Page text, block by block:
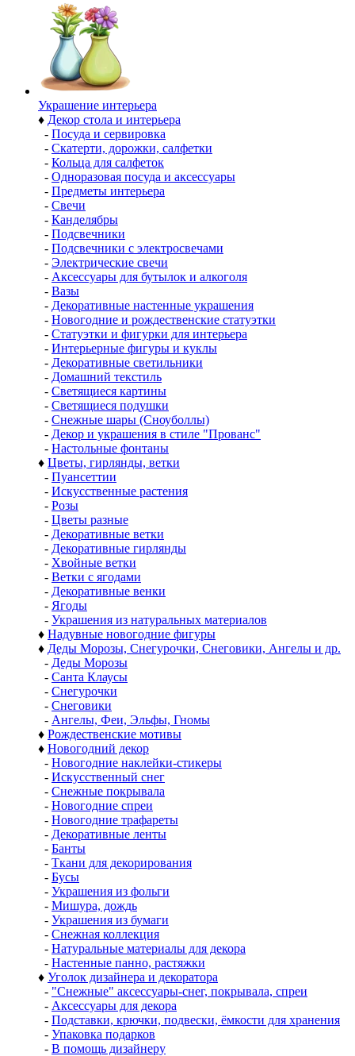
Украшение интерьера
♦ Декор стола и интерьера
- Посуда и сервировка
- Скатерти, дорожки, салфетки
- Кольца для салфеток
- Одноразовая посуда и аксессуары
- Предметы интерьера
- Свечи
- Канделябры
- Подсвечники
- Подсвечники с электросвечами
- Электрические свечи
- Аксессуары для бутылок и алкоголя
- Вазы
- Декоративные настенные украшения
- Новогодние и рождественские статуэтки
- Статуэтки и фигурки для интерьера
- Интерьерные фигуры и куклы
- Декоративные светильники
- Домашний текстиль
- Светящиеся картины
- Светящиеся подушки
- Снежные шары (Сноуболлы)
- Декор и украшения в стиле "Прованс"
- Настольные фонтаны
♦ Цветы, гирлянды, ветки
- Пуансеттии
- Искусственные растения
- Розы
- Цветы разные
- Декоративные ветки
- Декоративные гирлянды
- Хвойные ветки
- Ветки с ягодами
- Декоративные венки
- Ягоды
- Украшения из натуральных материалов
♦ Надувные новогодние фигуры
♦ Деды Морозы, Снегурочки, Снеговики, Ангелы и др.
- Деды Морозы
- Санта Клаусы
- Снегурочки
- Снеговики
- Ангелы, Феи, Эльфы, Гномы
♦ Рождественские мотивы
♦ Новогодний декор
- Новогодние наклейки-стикеры
- Искусственный снег
- Снежные покрывала
- Новогодние спреи
- Новогодние трафареты
- Декоративные ленты
- Банты
- Ткани для декорирования
- Бусы
- Украшения из фольги
- Мишура, дождь
- Украшения из бумаги
- Снежная коллекция
- Натуральные материалы для декора
- Настенные панно, растяжки
♦ Уголок дизайнера и декоратора
- "Снежные" аксессуары-снег, покрывала, спреи
- Аксессуары для декора
- Подставки, крючки, подвески, ёмкости для хранения
- Упаковка подарков
- В помощь дизайнеру